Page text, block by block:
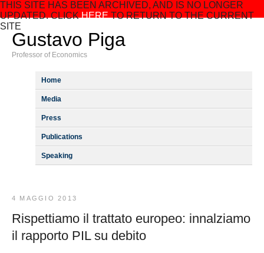
THIS SITE HAS BEEN ARCHIVED, AND IS NO LONGER
UPDATED. CLICKHERETO RETURN TO THE CURRENT
SITE
Gustavo Piga
Professor of Economics
Home
Media
Press
Publications
Speaking
4 MAGGIO 2013
Rispettiamo il trattato europeo: innalziamo
il rapporto PIL su debito